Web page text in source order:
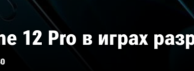
12 Pro в играх